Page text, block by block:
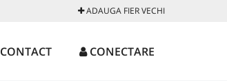
ADAUGA FIER VECHI
CONTACT CONECTARE